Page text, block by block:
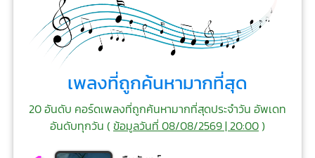
เพลงที่ถูกค้นหามากที่สุด
20 อันดับ คอร์ดเพลงที่ถูกค้นหามากที่สุดประจำวัน อัพเดท
อันดับทุกวัน (ข้อมูลวันที่ 08/08/2569 | 20:00)